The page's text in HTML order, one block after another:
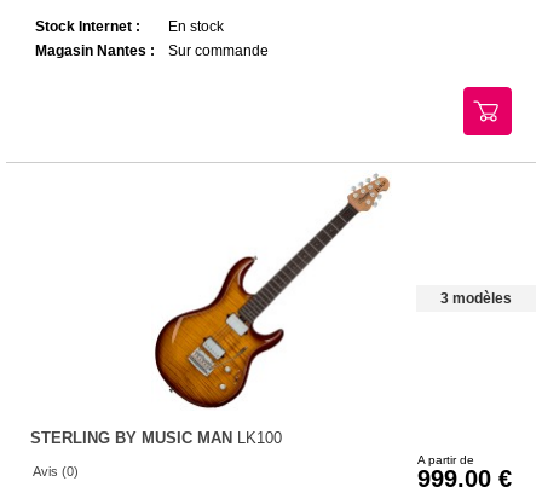
Stock Internet :
En stock
Magasin Nantes :
Sur commande
3 modèles
STERLING BY MUSIC MAN LK100
Avis (0)
A partir de
999.00